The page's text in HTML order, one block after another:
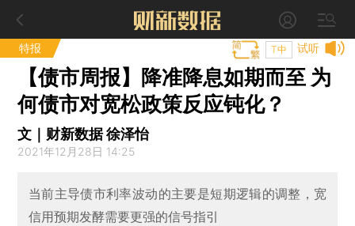
特报 试听
T中
【债市周报】降准降息如期而至 为
何债市对宽松政策反应钝化？
文｜财新数据 徐泽怡
2021年12月28日 14:25
当前主导债市利率波动的主要是短期逻辑的调整，宽
信用预期发酵需要更强的信号指引